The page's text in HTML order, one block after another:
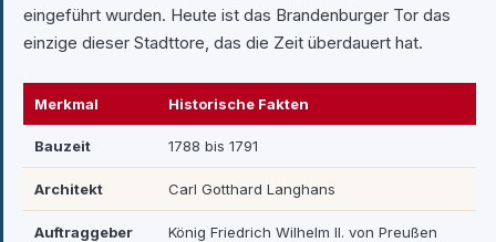
eingeführt wurden. Heute ist das Brandenburger Tor das
einzige dieser Stadttore, das die Zeit überdauert hat.
Merkmal Historische Fakten
Bauzeit 1788 bis 1791
Architekt Carl Gotthard Langhans
Auftraggeber König Friedrich Wilhelm II. von Preußen